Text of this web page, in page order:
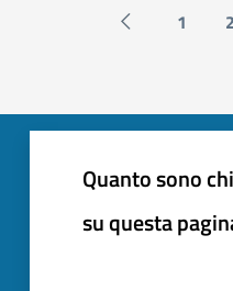
Pagina 1 2
Quanto sono
su questa